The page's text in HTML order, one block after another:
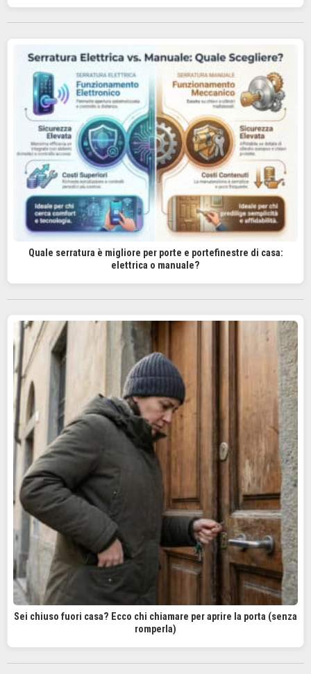
Quale serratura è migliore per porte e portefinestre di casa:
elettrica o manuale?
Sei chiuso fuori casa? Ecco chi chiamare per aprire la porta (senza
romperla)